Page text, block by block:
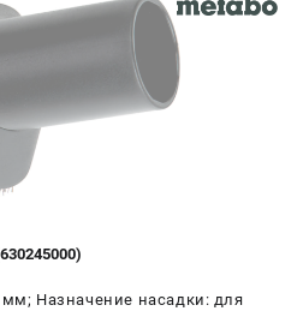
Назначение насадки: для